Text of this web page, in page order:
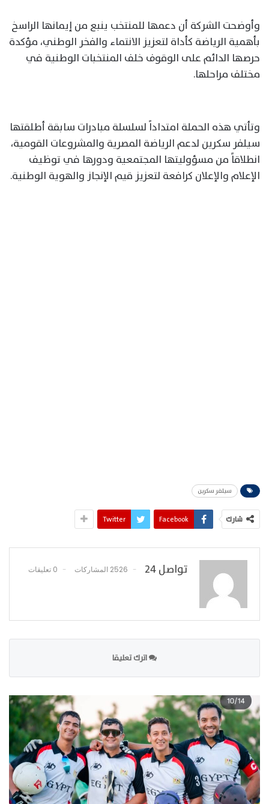
وأوضحت الشركة أن دعمها للمنتخب ينبع من إيمانها الراسخ
بأهمية الرياضة كأداة لتعزيز الانتماء والفخر الوطني، مؤكدة
حرصها الدائم على الوقوف خلف المنتخبات الوطنية في
مختلف مراحلها.
وتأتي هذه الحملة امتداداً لسلسلة مبادرات سابقة أطلقتها
سيلفر سكرين لدعم الرياضة المصرية والمشروعات القومية،
انطلاقاً من مسؤوليتها المجتمعية ودورها في توظيف
الإعلام والإعلان كرافعة لتعزيز قيم الإنجاز والهوية الوطنية.
سيلفر سكرين
شارك Facebook
Twitter
تواصل 24 2526 المشاركات 0 تعليقات
اترك تعليقا